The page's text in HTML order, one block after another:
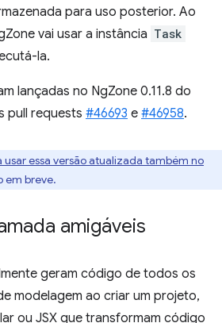
para uso posterior. Ao
vai usar a instância Task
la.
lançadas no NgZone 0.11.8 do
pull requests #46693 e #46958.
usar essa versão atualizada também no
em breve.
amigáveis
geram código de todos os
modelagem ao criar um projeto,
ou JSX que transformam código